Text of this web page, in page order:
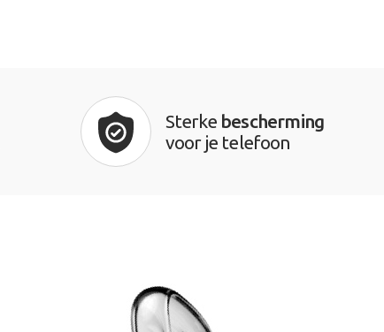
Sterke bescherming
voor je telefoon